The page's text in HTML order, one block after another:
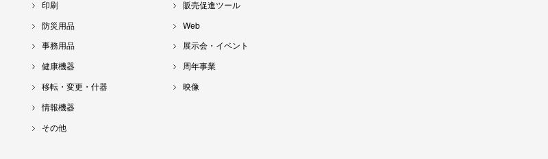
印刷
防災用品
事務用品
健康機器
移転・変更・什器
情報機器
その他
販売促進ツール
Web
展示会・イベント
周年事業
映像